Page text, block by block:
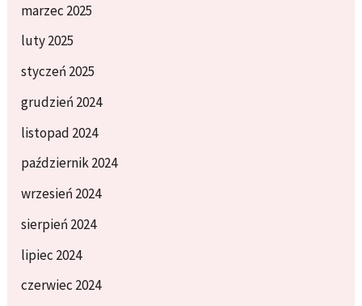
marzec 2025
luty 2025
styczeń 2025
grudzień 2024
listopad 2024
październik 2024
wrzesień 2024
sierpień 2024
lipiec 2024
czerwiec 2024